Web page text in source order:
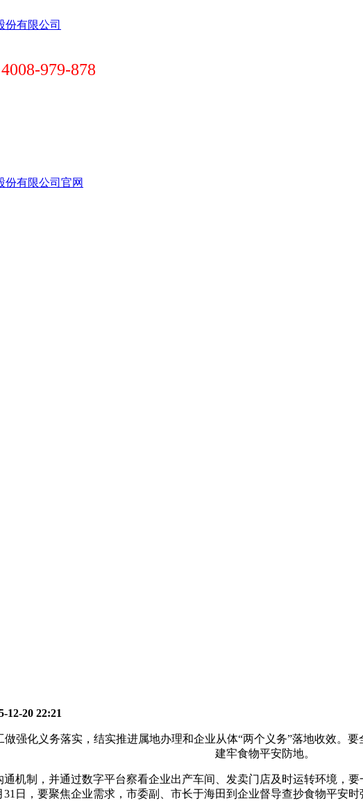
979-878
12-20 22:21
化义务落实，结实推进属地办理和企业从体“两个义务”落地收效。
建牢食物平安防地。
制，并通过数字平台察看企业出产车间、发卖门店及时运转环境，
日，要聚焦企业需求，市委副、市长于海田到企业督导查抄食物平安